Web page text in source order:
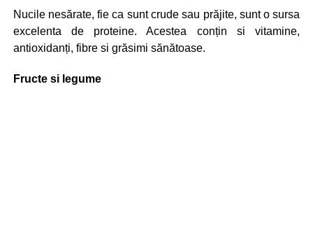
Nucile nesărate, fie ca sunt crude sau prăjite, sunt o sursa
excelenta de proteine. Acestea conțin si vitamine,
antioxidanți, fibre si grăsimi sănătoase.
Fructe si legume